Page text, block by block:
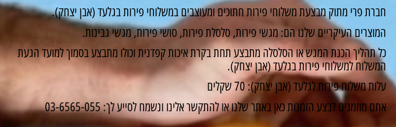
חברת פרי מתוק מבצעת משלוחי פירות חתוכים ומעוצבים במשלוחי פירות בגלעד (אבן יצחק).
המוצרים העיקריים שלנו הם: מגשי פירות, סלסלת פירות, סושי פירות, מגשי גבינות.
כל תהליך הכנת המגש או הסלסלה מתבצע תחת בקרת איכות קפדנית וכולו מתבצע בסמוך למועד הגעת
המשלוח למשלוחי פירות בגלעד (אבן יצחק).
עלות משלוח פירות לגלעד (אבן יצחק): 70 שקלים
אתם מוזמנים לבצע הזמנות כאן באתר שלנו או להתקשר אלינו ונשמח לסייע לך: 03-6565-055